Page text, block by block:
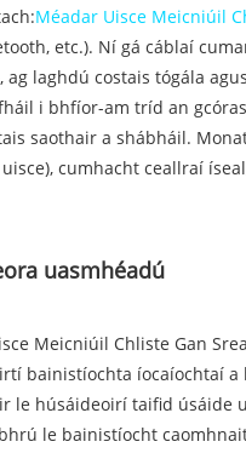
Méadar Uisce Meicniúil
etc.). Ní gá cáblaí
laghdú costais tógála
i bhfíor-am tríd an
saothair a shábháil.
cumhacht ceallraí
uasmhéadú
Meicniúil Chliste Gan
bainistíochta íocaíochtaí
húsáideoirí taifid úsáide
le bainistíocht